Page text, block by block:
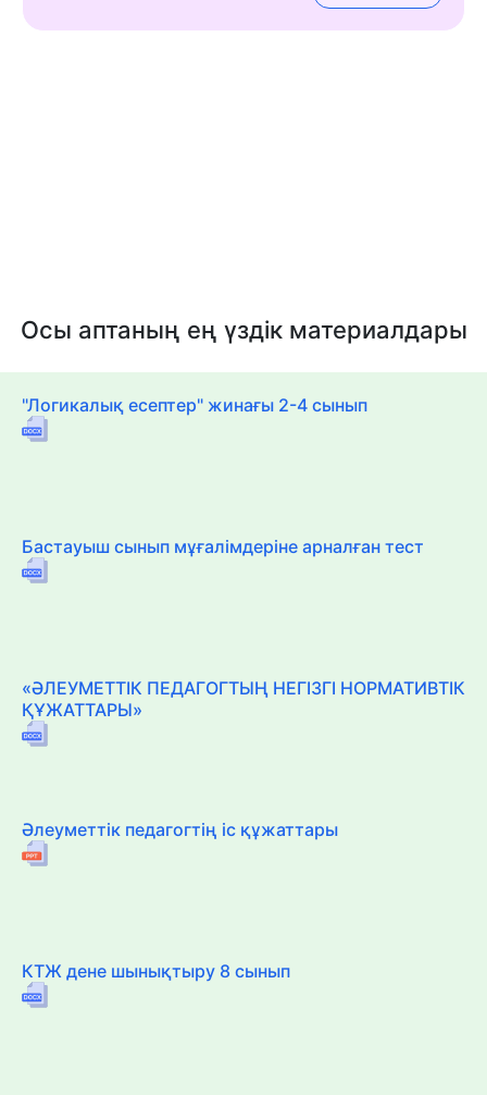
Осы аптаның ең үздік материалдары
"Логикалық есептер" жинағы 2-4 сынып
Бастауыш сынып мұғалімдеріне арналған тест
«ӘЛЕУМЕТТІК ПЕДАГОГТЫҢ НЕГІЗГІ НОРМАТИВТІК
ҚҰЖАТТАРЫ»
Әлеуметтік педагогтің іс құжаттары
КТЖ дене шынықтыру 8 сынып